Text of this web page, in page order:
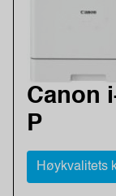
Canon
P
Høykvalitets